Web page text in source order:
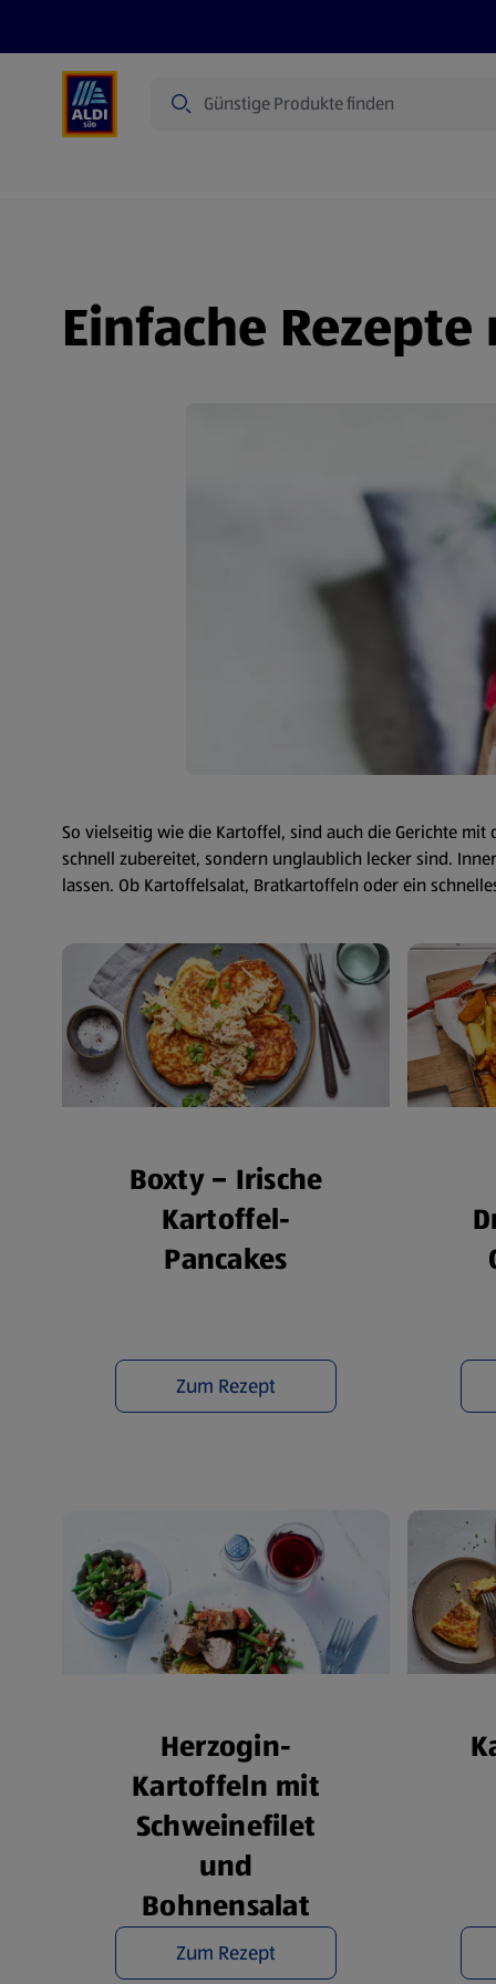
Einfache
So vielseitig wie die Kartoffel, sind auch die Gerichte
schnell zubereitet, sondern unglaublich lecker sind.
lassen. Ob Kartoffelsalat, Bratkartoffeln oder ein
Boxty – Irische
Kartoffel-
Pancakes
Zum Rezept
Herzogin-
Kartoffeln mit
Schweinefilet
und
Bohnensalat
Zum Rezept